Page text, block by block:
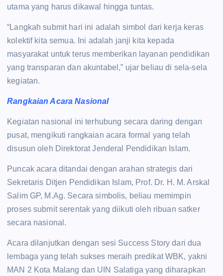
utama yang harus dikawal hingga tuntas.
“Langkah submit hari ini adalah simbol dari kerja keras
kolektif kita semua. Ini adalah janji kita kepada
masyarakat untuk terus memberikan layanan pendidikan
yang transparan dan akuntabel,” ujar beliau di sela-sela
kegiatan.
Rangkaian Acara Nasional
Kegiatan nasional ini terhubung secara daring dengan
pusat, mengikuti rangkaian acara formal yang telah
disusun oleh Direktorat Jenderal Pendidikan Islam.
Puncak acara ditandai dengan arahan strategis dari
Sekretaris Ditjen Pendidikan Islam, Prof. Dr. H. M. Arskal
Salim GP, M.Ag. Secara simbolis, beliau memimpin
proses submit serentak yang diikuti oleh ribuan satker
secara nasional.
Acara dilanjutkan dengan sesi Success Story dari dua
lembaga yang telah sukses meraih predikat WBK, yakni
MAN 2 Kota Malang dan UIN Salatiga yang diharapkan